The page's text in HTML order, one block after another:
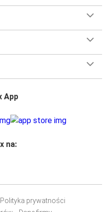
App
na:
Polityka prywatności